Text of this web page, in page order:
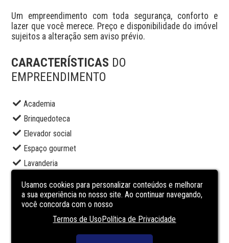
Um empreendimento com toda segurança, conforto e
lazer que você merece. Preço e disponibilidade do imóvel
sujeitos a alteração sem aviso prévio.
CARACTERÍSTICAS DO
EMPREENDIMENTO
Academia
Brinquedoteca
Elevador social
Espaço gourmet
Lavanderia
Piscina adulto
Piscina infantil
Usamos cookies para personalizar conteúdos e melhorar
a sua experiência no nosso site. Ao continuar navegando,
você concorda com o nosso
Termos de UsoPolítica de Privacidade